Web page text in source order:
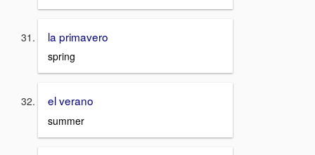
la primavero
spring
el verano
summer